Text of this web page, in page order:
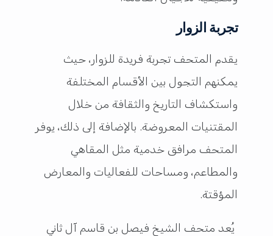
تجربة الزوار
يقدم المتحف تجربة فريدة للزوار، حيث
يمكنهم التجول بين الأقسام المختلفة
واستكشاف التاريخ والثقافة من خلال
المقتنيات المعروضة. بالإضافة إلى ذلك، يوفر
المتحف مرافق خدمية مثل المقاهي
والمطاعم، ومساحات للفعاليات والمعارض
المؤقتة.
يُعد متحف الشيخ فيصل بن قاسم آل ثاني